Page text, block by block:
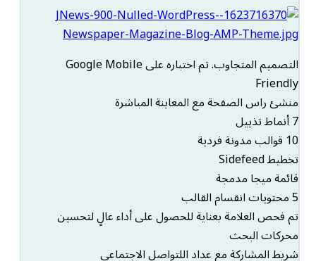
التصميم المتجاوب. تم اختباره على Google Mobile
Friendly
منشئ راس الصفحة مع المعاينة المباشرة
10 قوالب مدونة فردية
تخطيط Sidefeed
قائمة ميجا مدمجة
تم فحص العلامة بعناية للحصول على أداء عالٍ لتحسين
محركات البحث
شريط المشاركة مع عداد اللتواصل الاجتماعي